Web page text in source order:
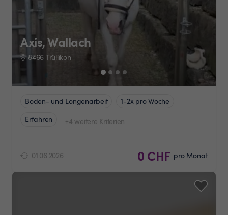
Axis, Wallach
8466 Trüllikon
Boden- und Longenarbeit
1-2x pro Woche
Erfahren
+4 weitere Kriterien
01.06.2026 0 CHF pro Monat